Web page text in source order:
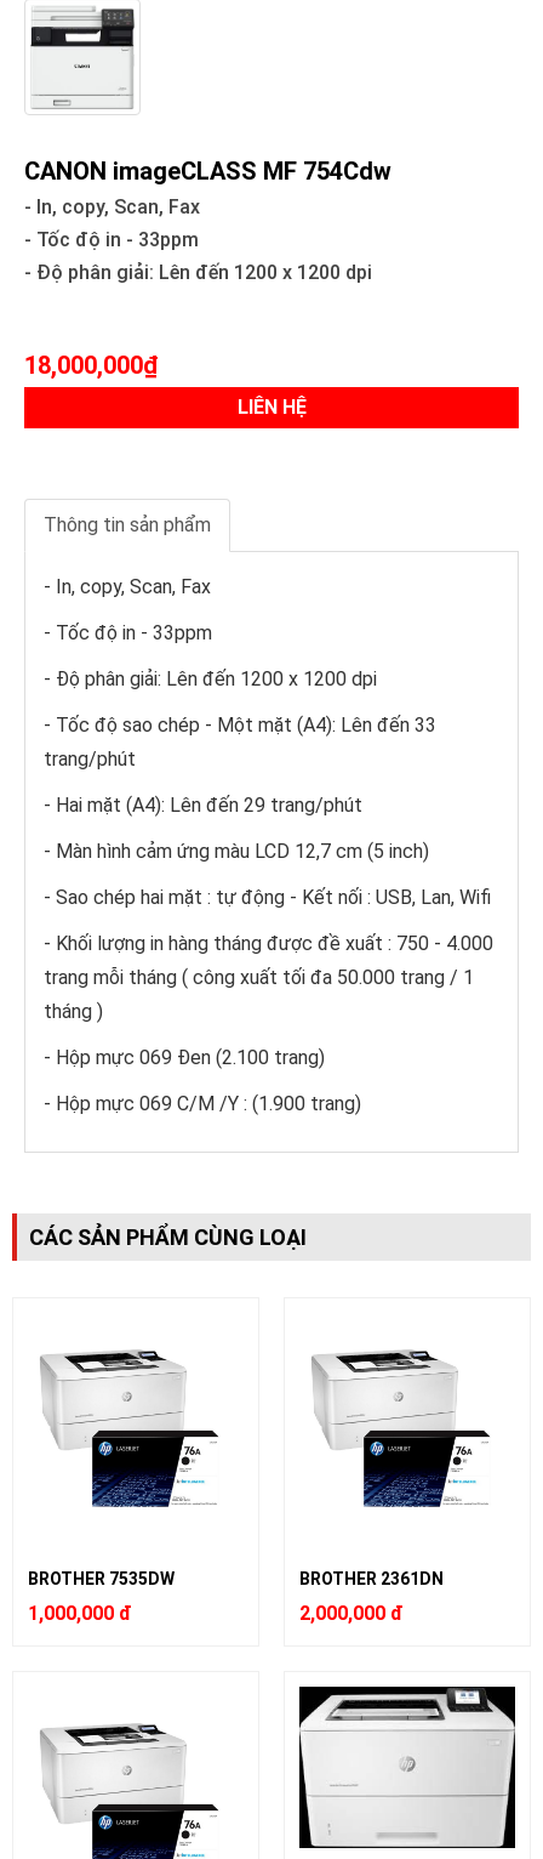
CANON imageCLASS MF 754Cdw
- In, copy, Scan, Fax
- Tốc độ in - 33ppm
- Độ phân giải: Lên đến 1200 x 1200 dpi
18,000,000₫
LIÊN HỆ
Thông tin sản phẩm
- In, copy, Scan, Fax
- Tốc độ in - 33ppm
- Độ phân giải: Lên đến 1200 x 1200 dpi
- Tốc độ sao chép - Một mặt (A4): Lên đến 33
trang/phút
- Hai mặt (A4): Lên đến 29 trang/phút
- Màn hình cảm ứng màu LCD 12,7 cm (5 inch)
- Sao chép hai mặt : tự động - Kết nối : USB, Lan, Wifi
- Khối lượng in hàng tháng được đề xuất : 750 - 4.000
trang mỗi tháng ( công xuất tối đa 50.000 trang / 1
tháng )
- Hộp mực 069 Đen (2.100 trang)
- Hộp mực 069 C/M /Y : (1.900 trang)
CÁC SẢN PHẨM CÙNG LOẠI
BROTHER 7535DW
1,000,000 đ
BROTHER 2361DN
2,000,000 đ